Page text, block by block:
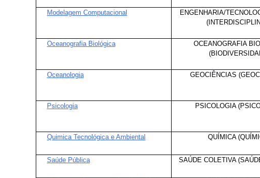
Modelagem Computacional
ENGENHARIA/
Oceanografia Biológica
OCEANOGRAFIA
Oceanologia GEOCIÊNCIAS
Psicologia PSICOLOGIA
Quimica Tecnológica e Ambiental QUÍMICA
Saúde Pública SAÚDE COLETIVA